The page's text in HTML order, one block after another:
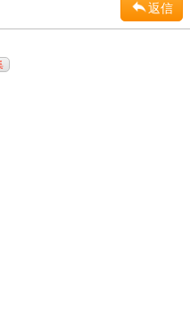
返信